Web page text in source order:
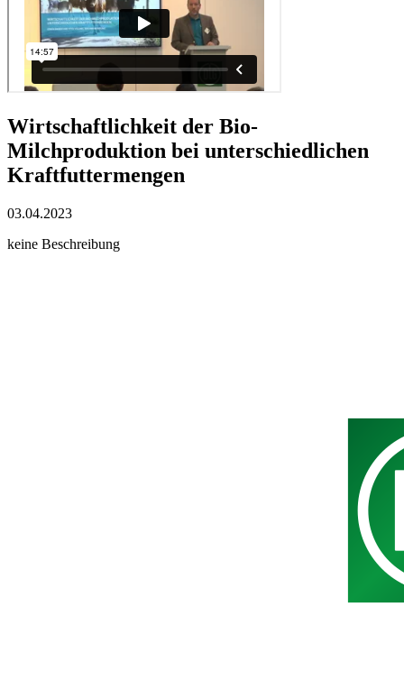
Wirtschaftlichkeit der Bio-
Milchproduktion bei unterschiedlichen
Kraftfuttermengen
03.04.2023
keine Beschreibung